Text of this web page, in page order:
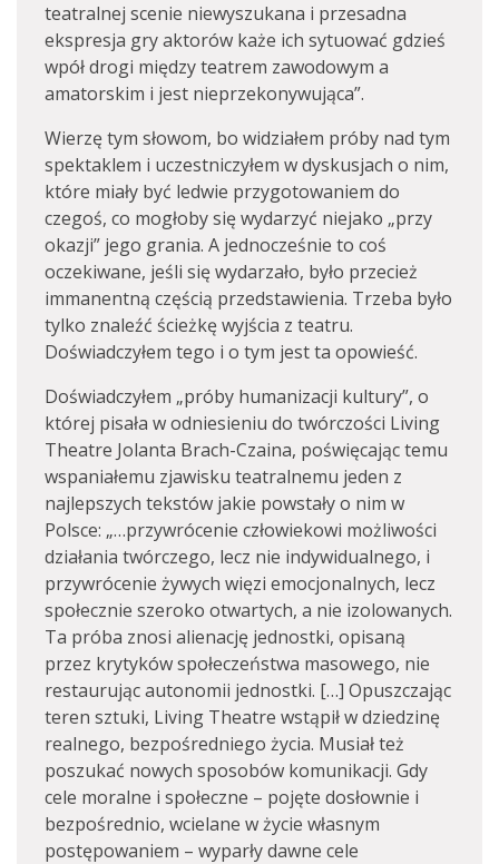
teatralnej scenie niewyszukana i przesadna
ekspresja gry aktorów każe ich sytuować gdzieś
wpół drogi między teatrem zawodowym a
amatorskim i jest nieprzekonywująca”.
Wierzę tym słowom, bo widziałem próby nad tym
spektaklem i uczestniczyłem w dyskusjach o nim,
które miały być ledwie przygotowaniem do
czegoś, co mogłoby się wydarzyć niejako „przy
okazji” jego grania. A jednocześnie to coś
oczekiwane, jeśli się wydarzało, było przecież
immanentną częścią przedstawienia. Trzeba było
tylko znaleźć ścieżkę wyjścia z teatru.
Doświadczyłem tego i o tym jest ta opowieść.
Doświadczyłem „próby humanizacji kultury”, o
której pisała w odniesieniu do twórczości Living
Theatre Jolanta Brach-Czaina, poświęcając temu
wspaniałemu zjawisku teatralnemu jeden z
najlepszych tekstów jakie powstały o nim w
Polsce: „…przywrócenie człowiekowi możliwości
działania twórczego, lecz nie indywidualnego, i
przywrócenie żywych więzi emocjonalnych, lecz
społecznie szeroko otwartych, a nie izolowanych.
Ta próba znosi alienację jednostki, opisaną
przez krytyków społeczeństwa masowego, nie
restaurując autonomii jednostki. […] Opuszczając
teren sztuki, Living Theatre wstąpił w dziedzinę
realnego, bezpośredniego życia. Musiał też
poszukać nowych sposobów komunikacji. Gdy
cele moralne i społeczne – pojęte dosłownie i
bezpośrednio, wcielane w życie własnym
postępowaniem – wyparły dawne cele